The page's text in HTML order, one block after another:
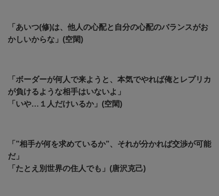
「あいつ(修)は、他人の心配と自分の心配のバランスがお
かしいからな」(空閑)
「ボーダーが何人で来ようと、本気でやれば俺とレプリカ
が負けるような相手はいないよ」
「いや…１人だけいるか」(空閑)
「”相手が何を求めているか”、それが分かれば交渉が可能
だ」
「たとえ別世界の住人でも」(唐沢克己)